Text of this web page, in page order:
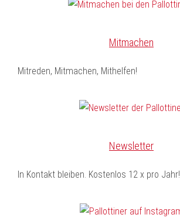
Mitmachen
Mitreden, Mitmachen, Mithelfen!
Newsletter
In Kontakt bleiben. Kostenlos 12 x pro Jahr!